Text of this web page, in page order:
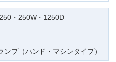
・250W・1250D
プ（ハンド・マシンタイプ）